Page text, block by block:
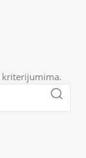
kriterijumima.